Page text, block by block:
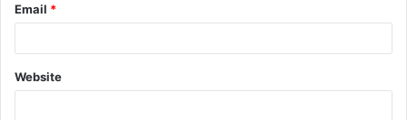
Email *
Website